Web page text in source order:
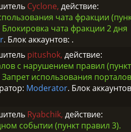
Cyclone, действие:
чата фракции
чата фракции 2 дня
. Блок аккаунтов: .
pitushok, действие:
с нарушением правил (пункт
использования порталов
Moderator. Блок
Ryabchik, действие:
событии (пункт правил 3).